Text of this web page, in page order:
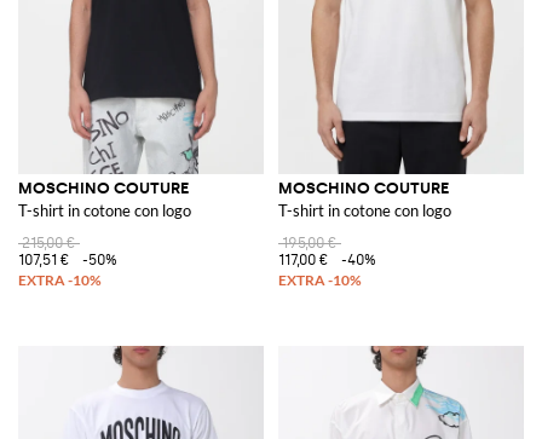
MOSCHINO COUTURE
T-shirt in cotone con logo
215,00 €
107,51 €
-50%
MOSCHINO COUTURE
T-shirt in cotone con logo
195,00 €
117,00 €
-40%